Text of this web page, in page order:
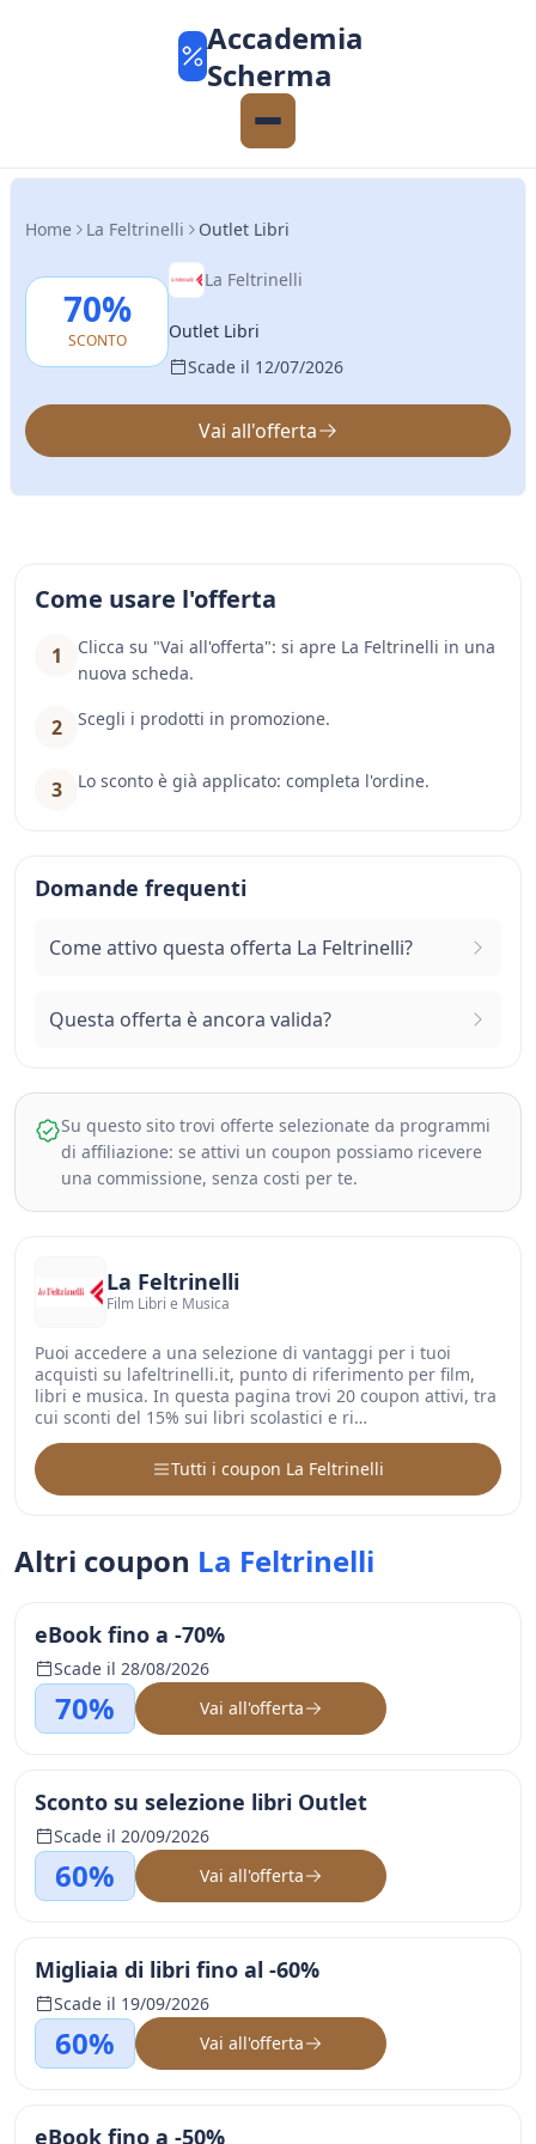
Accademia
Scherma
Home La Feltrinelli Outlet Libri
70%
SCONTO
La Feltrinelli
Outlet Libri
Scade il 12/07/2026
Vai all'offerta
Come usare l'offerta
1
Clicca su "Vai all'offerta": si apre La Feltrinelli in una
nuova scheda.
2 Scegli i prodotti in promozione.
3 Lo sconto è già applicato: completa l'ordine.
Domande frequenti
Come attivo questa offerta La Feltrinelli?
Questa offerta è ancora valida?
Su questo sito trovi offerte selezionate da programmi
di affiliazione: se attivi un coupon possiamo ricevere
una commissione, senza costi per te.
La Feltrinelli
Film Libri e Musica
Puoi accedere a una selezione di vantaggi per i tuoi
acquisti su lafeltrinelli.it, punto di riferimento per film,
libri e musica. In questa pagina trovi 20 coupon attivi, tra
cui sconti del 15% sui libri scolastici e ri…
Tutti i coupon La Feltrinelli
Altri coupon La Feltrinelli
eBook fino a -70%
Scade il 28/08/2026
70% Vai all'offerta
Sconto su selezione libri Outlet
Scade il 20/09/2026
60% Vai all'offerta
Migliaia di libri fino al -60%
Scade il 19/09/2026
60% Vai all'offerta
eBook fino a -50%